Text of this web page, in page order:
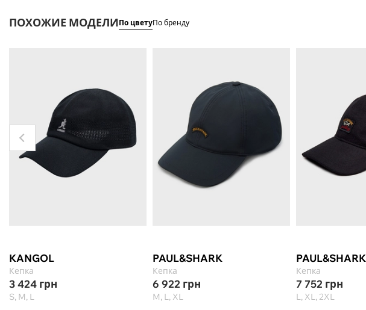
ПОХОЖИЕ МОДЕЛИПо цветуПо бренду
KANGOL
Кепка
3 424 грн
S, M, L
PAUL&SHARK
Кепка
6 922 грн
M, L, XL
PAUL&SHARK
Кепка
7 752 грн
L, XL, 2XL